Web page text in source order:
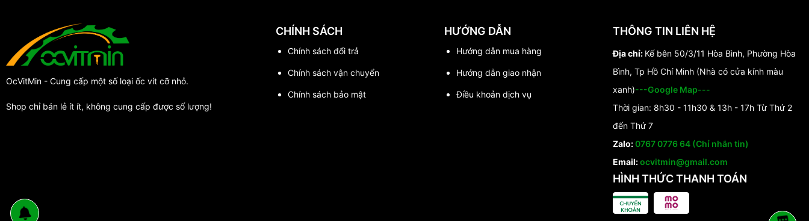
OcVitMin - Cung cấp một số loại ốc vít cỡ nhỏ.
Shop chỉ bán lẻ ít ít, không cung cấp được số lượng!
CHÍNH SÁCH
Chính sách đổi trả
Chính sách vận chuyển
Chính sách bảo mật
HƯỚNG DẪN
Hướng dẫn mua hàng
Hướng dẫn giao nhận
Điều khoản dịch vụ
THÔNG TIN LIÊN HỆ
Địa chỉ: Kế bên 50/3/11 Hòa Bình, Phường Hòa
Bình, Tp Hồ Chí Minh (Nhà có cửa kính màu
xanh)---Google Map---
Thời gian: 8h30 - 11h30 & 13h - 17h Từ Thứ 2
đến Thứ 7
Zalo:0767 0776 64 (Chỉ nhắn tin)
Email:ocvitmin@gmail.com
HÌNH THỨC THANH TOÁN